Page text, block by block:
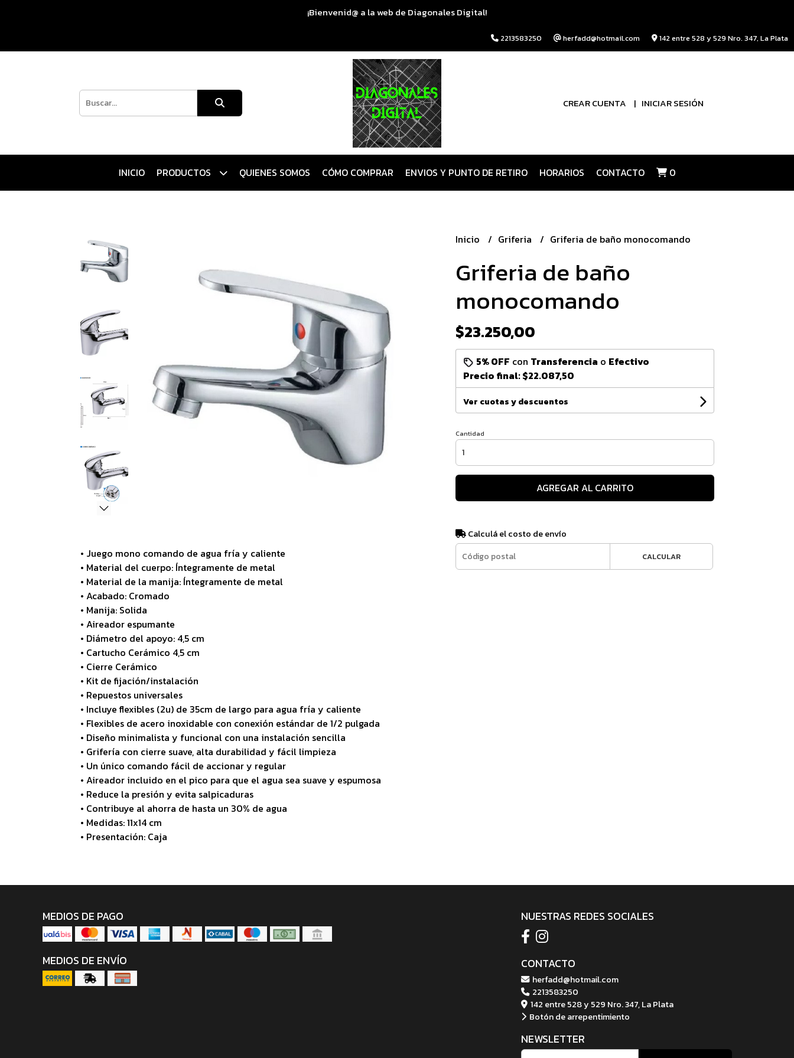
¡Bienvenid@ a la web de Diagonales Digital!
2213583250 herfadd@hotmail.com 142 entre 528 y 529 Nro. 347, La Plata
CREAR CUENTA INICIAR SESIÓN
INICIO PRODUCTOS QUIENES SOMOS CÓMO COMPRAR ENVIOS Y PUNTO DE RETIRO HORARIOS CONTACTO 0
• Juego mono comando de agua fría y caliente
• Material del cuerpo: Íntegramente de metal
• Material de la manija: Íntegramente de metal
• Acabado: Cromado
• Manija: Solida
• Aireador espumante
• Diámetro del apoyo: 4,5 cm
• Cartucho Cerámico 4,5 cm
• Cierre Cerámico
• Kit de fijación/instalación
• Repuestos universales
• Incluye flexibles (2u) de 35cm de largo para agua fría y caliente
• Flexibles de acero inoxidable con conexión estándar de 1/2 pulgada
• Diseño minimalista y funcional con una instalación sencilla
• Grifería con cierre suave, alta durabilidad y fácil limpieza
• Un único comando fácil de accionar y regular
• Aireador incluido en el pico para que el agua sea suave y espumosa
• Reduce la presión y evita salpicaduras
• Contribuye al ahorra de hasta un 30% de agua
• Medidas: 11x14 cm
• Presentación: Caja
Inicio Griferia Griferia de baño monocomando
Griferia de baño
monocomando
$23.250,00
5% OFF con Transferencia o Efectivo
Precio final:$22.087,50
Ver cuotas y descuentos
Cantidad
AGREGAR AL CARRITO
Calculá el costo de envío
CALCULAR
MEDIOS DE PAGO
MEDIOS DE ENVÍO
NUESTRAS REDES SOCIALES
CONTACTO
herfadd@hotmail.com
2213583250
142 entre 528 y 529 Nro. 347, La Plata
Botón de arrepentimiento
NEWSLETTER